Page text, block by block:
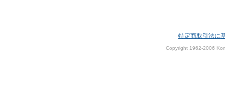
特定商取引法に
Copyright 1962-2006